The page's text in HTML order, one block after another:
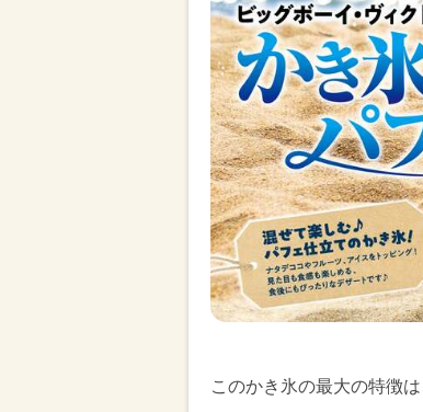
このかき氷の最大の特徴